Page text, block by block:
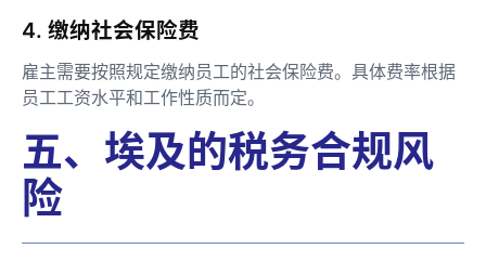
4. 缴纳社会保险费
雇主需要按照规定缴纳员工的社会保险费。具体费率根据
员工工资水平和工作性质而定。
五、埃及的税务合规风
险